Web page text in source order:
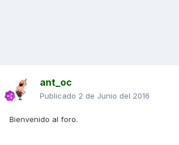
ant_oc
Publicado 2 de Junio del 2016
Bienvenido al foro.